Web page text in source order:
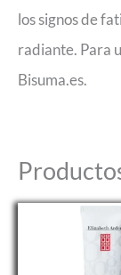
los signos de
radiante. Para
Bisuma.es.